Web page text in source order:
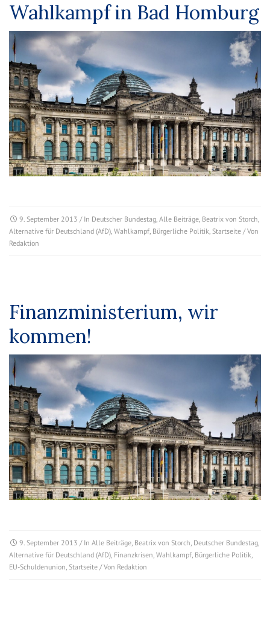
Wahlkampf in Bad Homburg
9. September 2013 / In Deutscher Bundestag, Alle Beiträge, Beatrix von Storch,
Alternative für Deutschland (AfD), Wahlkampf, Bürgerliche Politik, Startseite / Von
Redaktion
Finanzministerium, wir
kommen!
9. September 2013 / In Alle Beiträge, Beatrix von Storch, Deutscher Bundestag,
Alternative für Deutschland (AfD), Finanzkrisen, Wahlkampf, Bürgerliche Politik,
EU-Schuldenunion, Startseite / Von Redaktion